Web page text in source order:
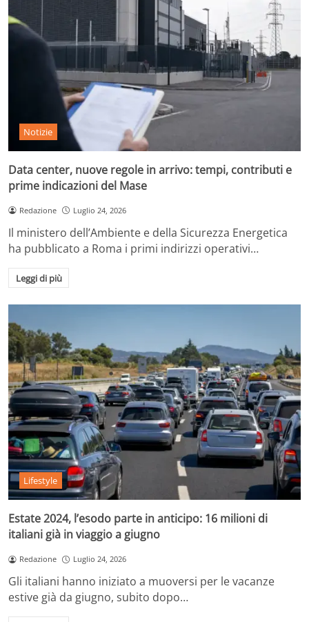
Notizie
Data center, nuove regole in arrivo: tempi, contributi e
prime indicazioni del Mase
Redazione Luglio 24, 2026
Il ministero dell’Ambiente e della Sicurezza Energetica
ha pubblicato a Roma i primi indirizzi operativi…
Leggi di più
Lifestyle
Estate 2024, l’esodo parte in anticipo: 16 milioni di
italiani già in viaggio a giugno
Redazione Luglio 24, 2026
Gli italiani hanno iniziato a muoversi per le vacanze
estive già da giugno, subito dopo…